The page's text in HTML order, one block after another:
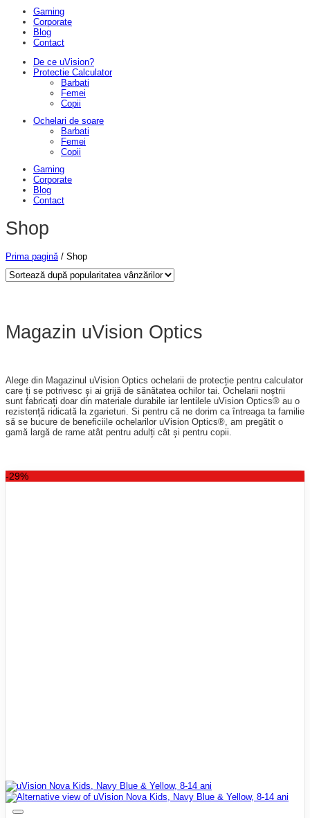
Gaming
Corporate
Blog
Contact
De ce uVision?
Protectie Calculator
Barbati
Femei
Copii
Ochelari de soare
Barbati
Femei
Copii
Gaming
Corporate
Blog
Contact
Shop
Prima pagină / Shop
Magazin uVision Optics
Alege din Magazinul uVision Optics ochelarii de protecție pentru calculator
care ți se potrivesc și ai grijă de sănătatea ochilor tai. Ochelarii noștrii
sunt fabricați doar din materiale durabile iar lentilele uVision Optics® au o
rezistență ridicată la zgarieturi. Si pentru că ne dorim ca întreaga ta familie
să se bucure de beneficiile ochelarilor uVision Optics®, am pregătit o
gamă largă de rame atât pentru adulți cât și pentru copii.
-29%